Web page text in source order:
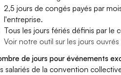
2,5 jours de congés payés par
l'entreprise.
Tous les jours fériés définis par le
Voir notre outil sur les jours
de jours pour événements
salariés de la convention